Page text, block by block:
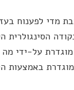
מדי לפענוח
הסינגולרית
על-ידי
באמצעות